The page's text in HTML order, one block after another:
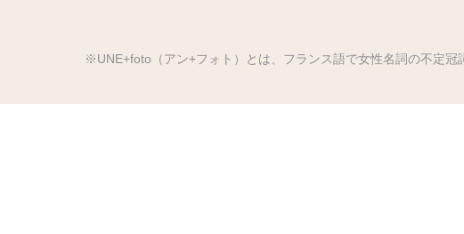
※UNE+foto（アン+フォト）とは、フランス語で女性名詞の不定冠